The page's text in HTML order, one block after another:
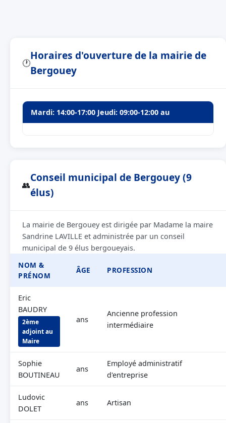
🕐
Horaires d'ouverture de la mairie de
Bergouey
Mardi: 14:00-17:00 Jeudi: 09:00-12:00 au
👥
Conseil municipal de Bergouey (9
élus)
La mairie de Bergouey est dirigée par Madame la maire
Sandrine LAVILLE et administrée par un conseil
municipal de 9 élus bergoueyais.
NOM &
PRÉNOM
ÂGE PROFESSION
Eric
BAUDRY
2ème
adjoint au
Maire
ans
Ancienne profession
intermédiaire
Sophie
BOUTINEAU
ans
Employé administratif
d'entreprise
Ludovic
DOLET
ans Artisan